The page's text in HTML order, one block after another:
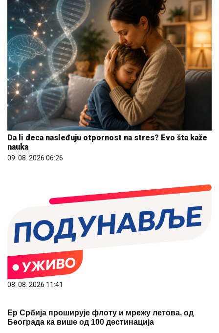
Da li deca nasleđuju otpornost na stres? Evo šta kaže
nauka
09. 08. 2026 06:26
08. 08. 2026 11:41
Ер Србија проширује флоту и мрежу летова, од
Београда ка више од 100 дестинација